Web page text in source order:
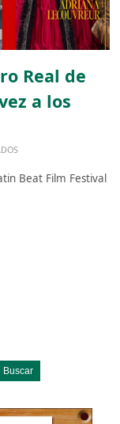
Real de
a los
Beat Film Festival